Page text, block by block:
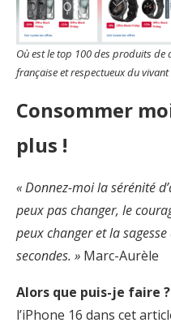
Où est le top 100 des produits de
française et respectueux du vivant
Consommer
plus !
« Donnez-moi la sérénité
peux pas changer, le
peux changer et la
secondes. » Marc-Aurèle
Alors que puis-je faire ?
l’iPhone 16 dans cet